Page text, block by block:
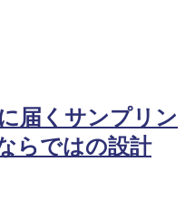
届くサンプリン
らではの設計